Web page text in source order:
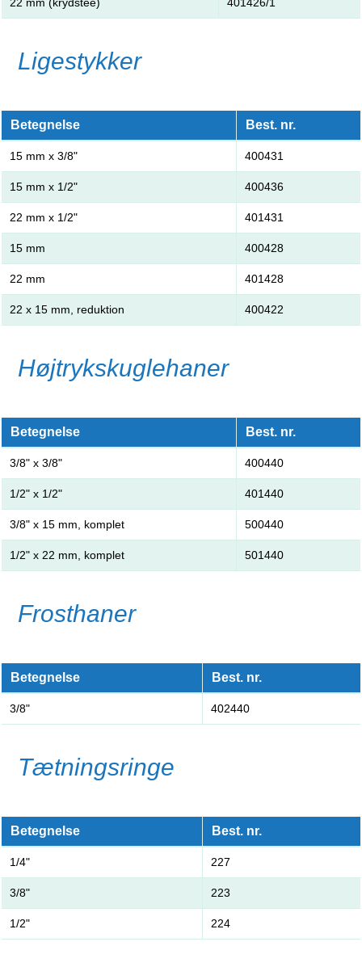
Ligestykker
Betegnelse Best. nr.
15 mm x 3/8" 400431
15 mm x 1/2" 400436
22 mm x 1/2" 401431
15 mm 400428
22 mm 401428
22 x 15 mm, reduktion 400422
Højtrykskuglehaner
Betegnelse Best. nr.
3/8" x 3/8" 400440
1/2" x 1/2" 401440
3/8" x 15 mm, komplet 500440
1/2" x 22 mm, komplet 501440
Frosthaner
Betegnelse Best. nr.
3/8" 402440
Tætningsringe
Betegnelse Best. nr.
1/4" 227
3/8" 223
1/2" 224